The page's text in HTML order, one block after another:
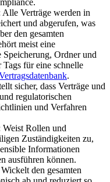
Alle Verträge werden in
und abgerufen, was
den gesamten
meist eine
Ordner und
für eine schnelle
.
sicher, dass Verträge und
regulatorischen
und Verfahren
Weist Rollen und
Zuständigkeiten zu,
Informationen
ausführen können.
Wickelt den gesamten